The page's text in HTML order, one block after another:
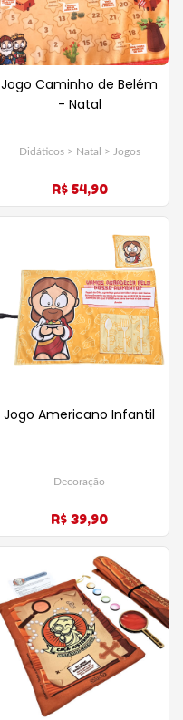
Jogo Caminho de Belém
- Natal
Didáticos > Natal > Jogos
R$ 54,90
Jogo Americano Infantil
Decoração
R$ 39,90